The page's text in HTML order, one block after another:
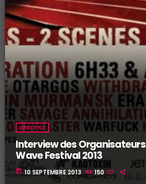
LIFESTYLE
Interview des
Wave Festival 2013
today 10 SEPTEMBRE 2013 150